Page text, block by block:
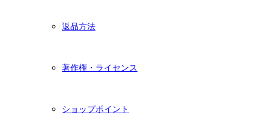
返品方法
著作権・ライセンス
ショップポイント